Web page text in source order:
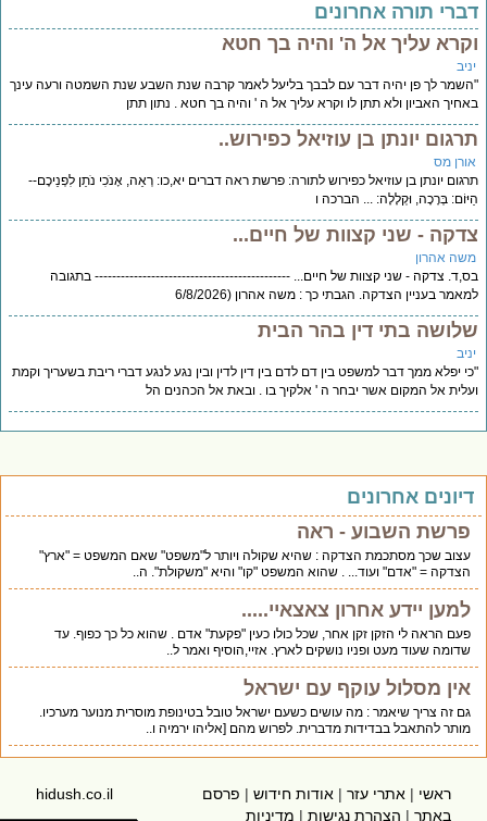
דברי תורה אחרונים
וקרא עליך אל ה' והיה בך חטא
יניב
"השמר לך פן יהיה דבר עם לבבך בליעל לאמר קרבה שנת השבע שנת השמטה ורעה עינך
באחיך האביון ולא תתן לו וקרא עליך אל ה ' והיה בך חטא . נתון תתן
תרגום יונתן בן עוזיאל כפירוש..
אורן מס
תרגום יונתן בן עוזיאל כפירוש לתורה: פרשת ראה דברים יא,כו: רְאֵה, אָנֹכִי נֹתֵן לִפְנֵיכֶם--
הַיּוֹם: בְּרָכָה, וּקְלָלָה: ... הברכה ו
צדקה - שני קצוות של חיים...
משה אהרון
בס,ד. צדקה - שני קצוות של חיים... --------------------------------------------- בתגובה
למאמר בעניין הצדקה. הגבתי כך : משה אהרון (6/8/2026
שלושה בתי דין בהר הבית
יניב
"כי יפלא ממך דבר למשפט בין דם לדם בין דין לדין ובין נגע לנגע דברי ריבת בשעריך וקמת
ועלית אל המקום אשר יבחר ה ' אלקיך בו . ובאת אל הכהנים הל
דיונים אחרונים
פרשת השבוע - ראה
עצוב שכך מסתכמת הצדקה : שהיא שקולה ויותר ל"משפט" שאם המשפט = "ארץ"
הצדקה = "אדם" ועוד... . שהוא המשפט "קו" והיא "משקולת". ה..
למען יידע אחרון צאצאיי.....
פעם הראה לי הזקן זקן אחר, שכל כולו כעין "פקעת" אדם . שהוא כל כך כפוף. עד
שדומה שעוד מעט ופניו נושקים לארץ. אזיי,הוסיף ואמר ל..
אין מסלול עוקף עם ישראל
גם זה צריך שיאמר : מה עושים כשעם ישראל טובל בטינופת מוסרית מנוער מערכיו.
מותר להתאבל בבדידות מדברית. לפרוש מהם [אליהו ירמיה ו..
ראשי | אתרי עזר | אודות חידוש | פרסם
באתר | הצהרת נגישות | מדיניות
hidush.co.il